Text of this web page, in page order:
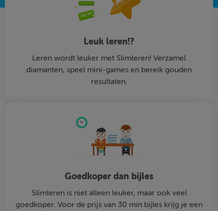
Leuk leren!?
Leren wordt leuker met Slimleren! Verzamel
diamanten, speel mini-games en bereik gouden
resultaten.
Goedkoper dan bijles
Slimleren is niet alleen leuker, maar ook veel
goedkoper. Voor de prijs van 30 min bijles krijg je een